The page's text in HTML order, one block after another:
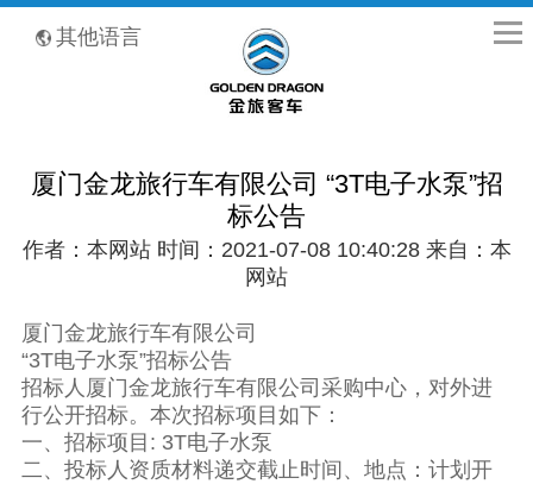
其他语言
厦门金龙旅行车有限公司 “3T电子水泵”招
标公告
作者：本网站 时间：2021-07-08 10:40:28 来自：本
网站
厦门金龙旅行车有限公司
“3T电子水泵”招标公告
招标人厦门金龙旅行车有限公司采购中心，对外进
行公开招标。本次招标项目如下：
一、招标项目: 3T电子水泵
二、投标人资质材料递交截止时间、地点：计划开